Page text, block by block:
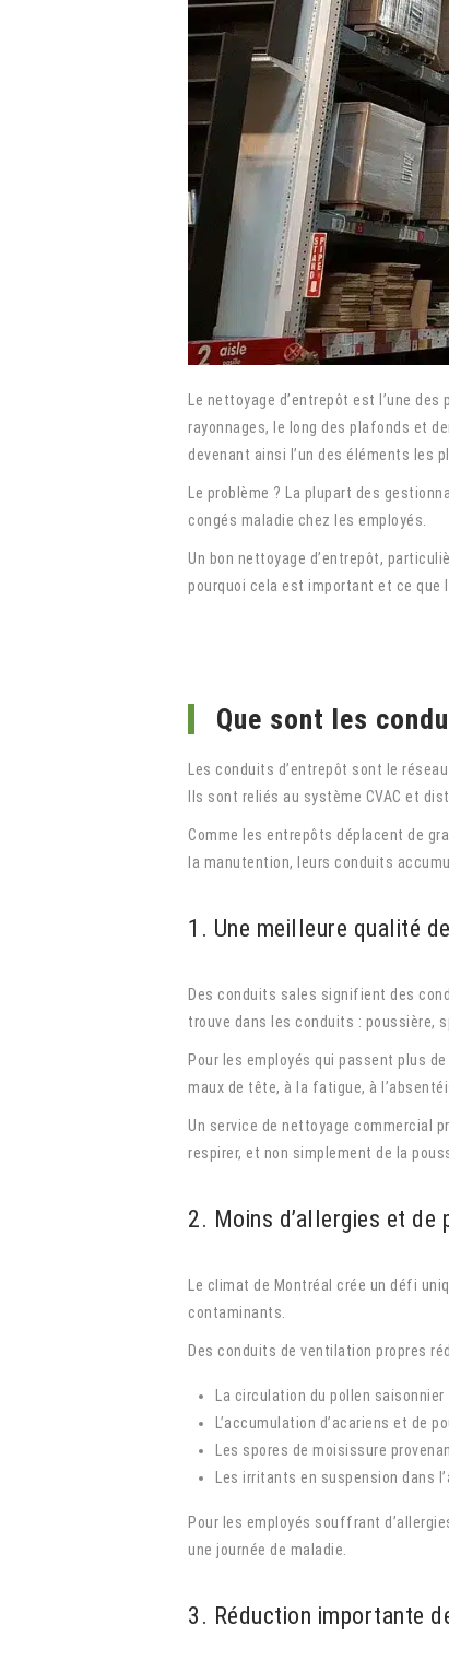
Le nettoyage d’entrepôt est l’une
rayonnages, le long des plafonds et
devenant ainsi l’un des éléments les
Le problème ? La plupart des
congés maladie chez les employés.
Un bon nettoyage d’entrepôt,
pourquoi cela est important et ce que
Que sont les
Les conduits d’entrepôt sont le
Ils sont reliés au système CVAC et
Comme les entrepôts déplacent de
la manutention, leurs conduits
1. Une meilleure qualité
Des conduits sales signifient des
trouve dans les conduits : poussière,
Pour les employés qui passent plus
maux de tête, à la fatigue, à
Un service de nettoyage commercial
respirer, et non simplement de la
2. Moins d’allergies et
Le climat de Montréal crée un défi
contaminants.
Des conduits de ventilation propres
La circulation du pollen saisonnier
L’accumulation d’acariens et de
Les spores de moisissure
Les irritants en suspension dans
Pour les employés souffrant
une journée de maladie.
3. Réduction importante